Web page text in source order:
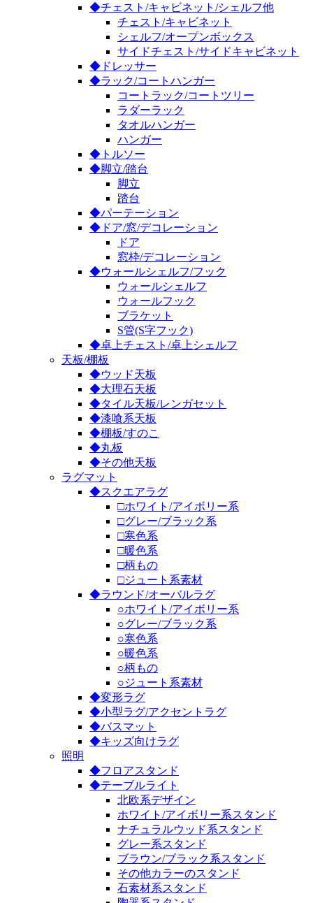
◆チェスト/キャビネット/シェルフ他
チェスト/キャビネット
シェルフ/オープンボックス
サイドチェスト/サイドキャビネット
◆ドレッサー
◆ラック/コートハンガー
コートラック/コートツリー
ラダーラック
タオルハンガー
ハンガー
◆トルソー
◆脚立/踏台
脚立
踏台
◆パーテーション
◆ドア/窓/デコレーション
ドア
窓枠/デコレーション
◆ウォールシェルフ/フック
ウォールシェルフ
ウォールフック
ブラケット
S管(S字フック)
◆卓上チェスト/卓上シェルフ
天板/棚板
◆ウッド天板
◆大理石天板
◆タイル天板/レンガセット
◆漆喰系天板
◆棚板/すのこ
◆丸板
◆その他天板
ラグマット
◆スクエアラグ
□ホワイト/アイボリー系
□グレー/ブラック系
□寒色系
□暖色系
□柄もの
□ジュート系素材
◆ラウンド/オーバルラグ
○ホワイト/アイボリー系
○グレー/ブラック系
○寒色系
○暖色系
○柄もの
○ジュート系素材
◆変形ラグ
◆小型ラグ/アクセントラグ
◆バスマット
◆キッズ向けラグ
照明
◆フロアスタンド
◆テーブルライト
北欧系デザイン
ホワイト/アイボリー系スタンド
ナチュラルウッド系スタンド
グレー系スタンド
ブラウン/ブラック系スタンド
その他カラーのスタンド
石素材系スタンド